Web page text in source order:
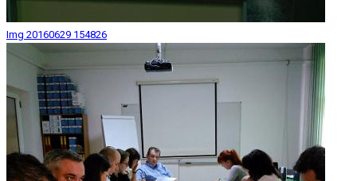
Img 20160629 154826